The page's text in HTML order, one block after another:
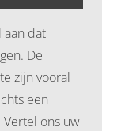
aan dat
De
zijn vooral
een
ons uw